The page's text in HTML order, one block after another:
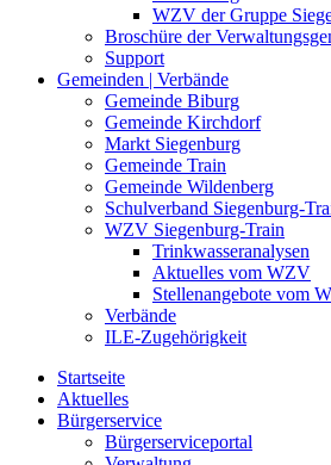
WZV der Gruppe
Broschüre der
Support
Gemeinden | Verbände
Gemeinde Biburg
Gemeinde Kirchdorf
Markt Siegenburg
Gemeinde Train
Gemeinde Wildenberg
Schulverband Siegenburg-
WZV Siegenburg-Train
Trinkwasseranalysen
Aktuelles vom WZV
Stellenangebote vom
Verbände
ILE-Zugehörigkeit
Startseite
Aktuelles
Bürgerservice
Bürgerserviceportal